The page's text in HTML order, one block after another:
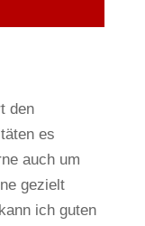
den
es
auch um
gezielt
ich guten